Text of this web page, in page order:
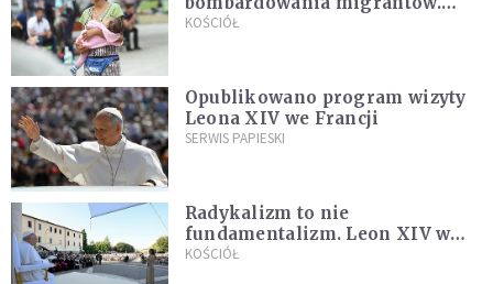
"Masowy ogień przeciwko
KOŚCIÓŁ
Opublikowano program wizyty
Leona XIV we Francji
SERWIS PAPIESKI
Radykalizm to nie
fundamentalizm. Leon XIV w
Asyżu
KOŚCIÓŁ